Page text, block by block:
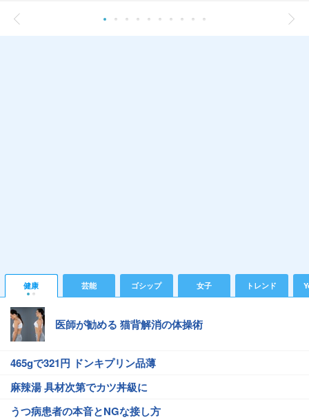
健康 芸能 ゴシップ 女子 トレンド
医師が勧める 猫背解消の体操術
465gで321円 ドンキプリン品薄
麻辣湯 具材次第でカツ丼級に
うつ病患者の本音とNGな接し方